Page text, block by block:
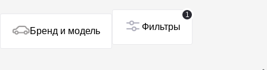
Бренд и модель
1
Фильтры